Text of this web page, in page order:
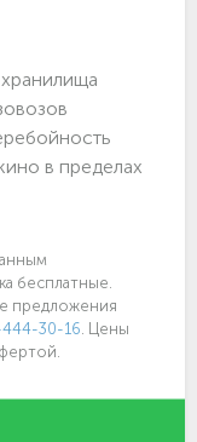
в пределах
бесплатные.
предложения
30-16 . Цены